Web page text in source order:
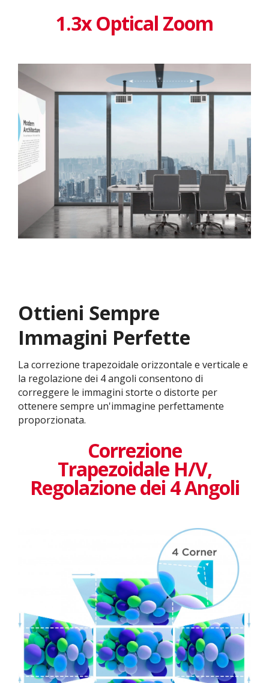
1.3x Optical Zoom
Ottieni Sempre
Immagini Perfette
La correzione trapezoidale orizzontale e verticale e
la regolazione dei 4 angoli consentono di
correggere le immagini storte o distorte per
ottenere sempre un'immagine perfettamente
proporzionata.
Correzione
Trapezoidale H/V,
Regolazione dei 4 Angoli